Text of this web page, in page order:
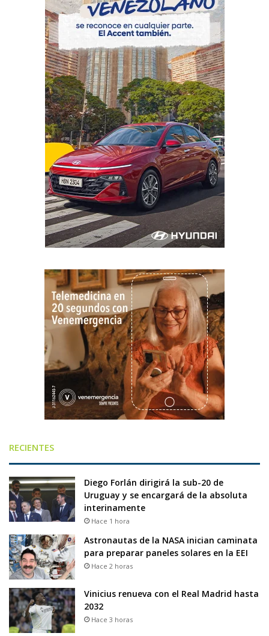
RECIENTES
Diego Forlán dirigirá la sub-20 de
Uruguay y se encargará de la absoluta
interinamente
Hace 1 hora
Astronautas de la NASA inician caminata
para preparar paneles solares en la EEI
Hace 2 horas
Vinicius renueva con el Real Madrid hasta
2032
Hace 3 horas